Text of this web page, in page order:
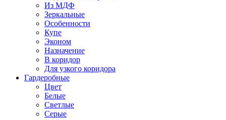
Из МДФ
Зеркальные
Особенности
Купе
Эконом
Назначение
В коридор
Для узкого коридора
Гардеробные
Цвет
Белые
Светлые
Серые